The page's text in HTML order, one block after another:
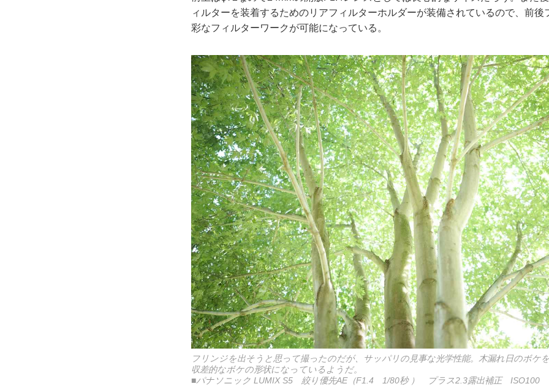
ィルターを装着するためのリアフィルターホルダーが装備されているので、前後
彩なフィルターワークが可能になっている。
フリンジを出そうと思って撮ったのだが、サッパリの見事な光学性能。木漏れ日のボケ
収差的なボケの形状になっているようだ。
■パナソニック LUMIX S5 絞り優先AE（F1.4 1/80秒 ） プラス2.3露出補正 ISO100